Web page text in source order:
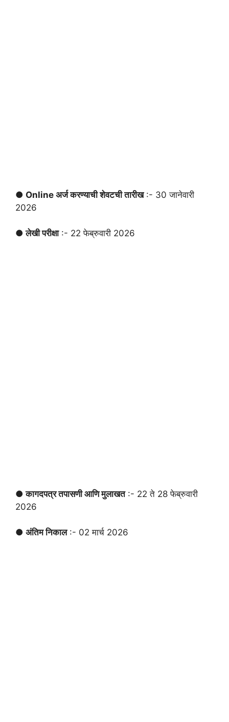
● Online अर्ज करण्याची शेवटची तारीख:- 30 जानेवारी
2026
● लेखी परीक्षा:- 22 फेब्रुवारी 2026
● कागदपत्र तपासणी आणि मुलाखत:- 22 ते 28 फेब्रुवारी
2026
● अंतिम निकाल:- 02 मार्च 2026